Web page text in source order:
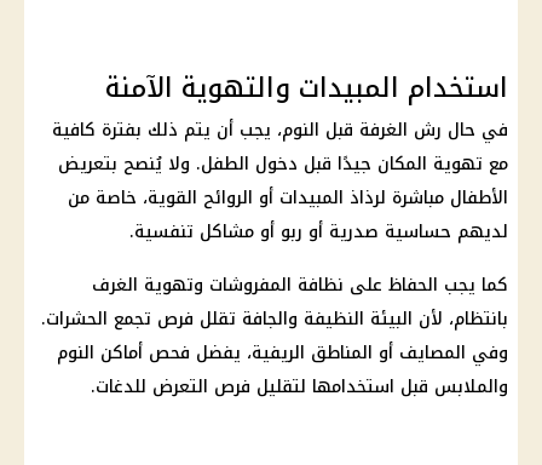
استخدام المبيدات والتهوية الآمنة
في حال رش الغرفة قبل النوم، يجب أن يتم ذلك بفترة كافية
مع تهوية المكان جيدًا قبل دخول الطفل. ولا يُنصح بتعريض
الأطفال مباشرة لرذاذ المبيدات أو الروائح القوية، خاصة من
لديهم حساسية صدرية أو ربو أو مشاكل تنفسية.
كما يجب الحفاظ على نظافة المفروشات وتهوية الغرف
بانتظام، لأن البيئة النظيفة والجافة تقلل فرص تجمع الحشرات.
وفي المصايف أو المناطق الريفية، يفضل فحص أماكن النوم
والملابس قبل استخدامها لتقليل فرص التعرض للدغات.